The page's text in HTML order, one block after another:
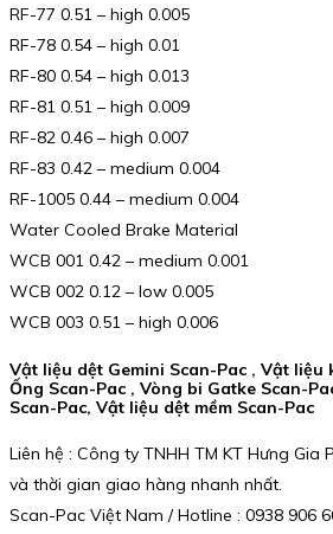
RF-77 0.51 – high 0.005
RF-78 0.54 – high 0.01
RF-80 0.54 – high 0.013
RF-81 0.51 – high 0.009
RF-82 0.46 – high 0.007
RF-83 0.42 – medium 0.004
RF-1005 0.44 – medium 0.004
Water Cooled Brake Material
WCB 001 0.42 – medium 0.001
WCB 002 0.12 – low 0.005
WCB 003 0.51 – high 0.006
Vật liệu dệt Gemini Scan-Pac , Vật liệu
Ống Scan-Pac , Vòng bi Gatke Scan-
Scan-Pac, Vật liệu dệt mềm Scan-Pac
Liên hệ : Công ty TNHH TM KT Hưng Gia
và thời gian giao hàng nhanh nhất.
Scan-Pac Việt Nam / Hotline : 0938 906